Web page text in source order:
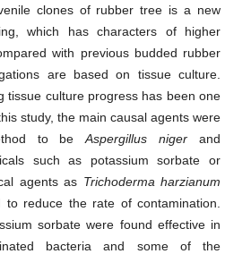
clones of rubber tree is a new
which has characters of higher
with previous budded rubber
are based on tissue culture.
tissue culture progress has been one
study, the main causal agents were
to beAspergillus niger and
such as potassium sorbate or
agents as Trichoderma harzianum
reduce the rate of contamination.
sorbate were found effective in
bacteria and some of the